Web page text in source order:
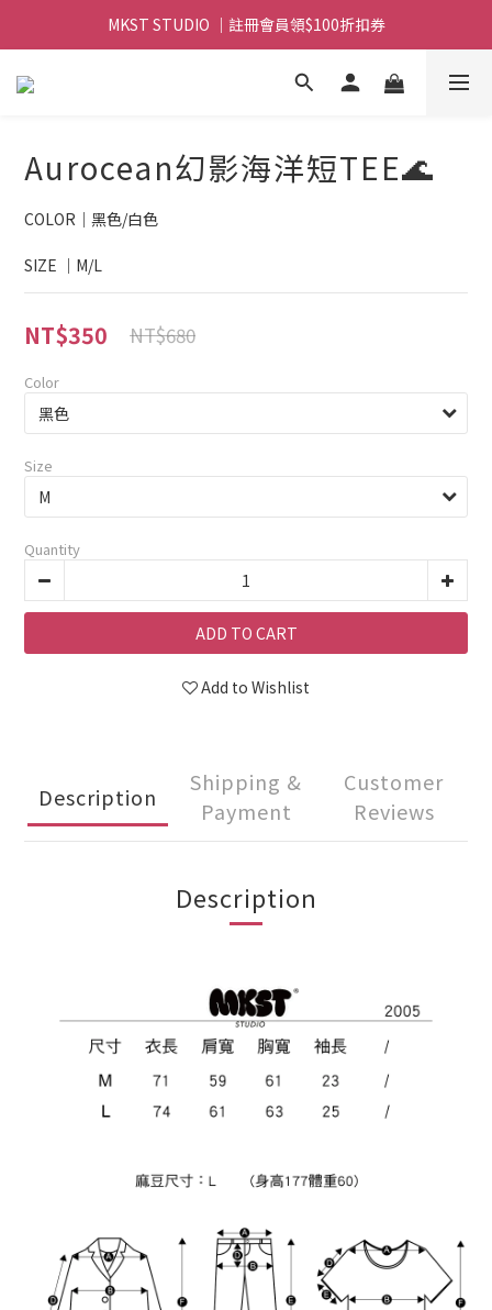
MKST STUDIO ｜ 全店滿$999元 免運
MKST STUDIO ｜註冊會員領$100折扣券
MKST STUDIO ｜ 全店滿$999元 免運
Aurocean幻影海洋短TEE🌊
COLOR｜黑色/白色
SIZE ｜M/L
NT$350 NT$680
Color
Size
Quantity
ADD TO CART
Add to Wishlist
Description
Shipping &
Payment
Customer
Reviews
Description